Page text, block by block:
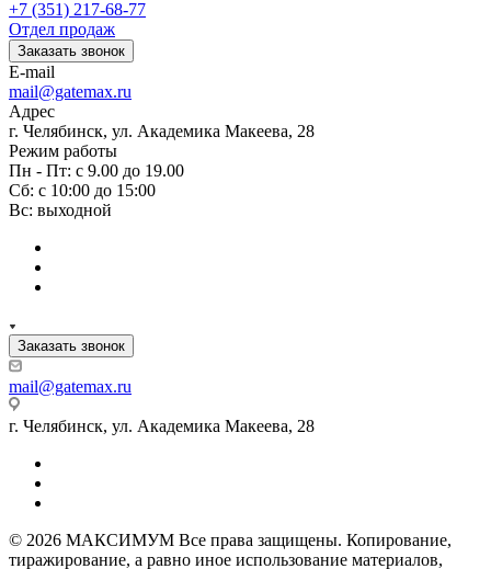
+7 (351) 217-68-77
Отдел продаж
Заказать звонок
E-mail
mail@gatemax.ru
Адрес
г. Челябинск, ул. Академика Макеева, 28
Режим работы
Пн - Пт: с 9.00 до 19.00
Сб: с 10:00 до 15:00
Вс: выходной
Заказать звонок
mail@gatemax.ru
г. Челябинск, ул. Академика Макеева, 28
© 2026 МАКСИМУМ Все права защищены. Копирование,
тиражирование, а равно иное использование материалов,